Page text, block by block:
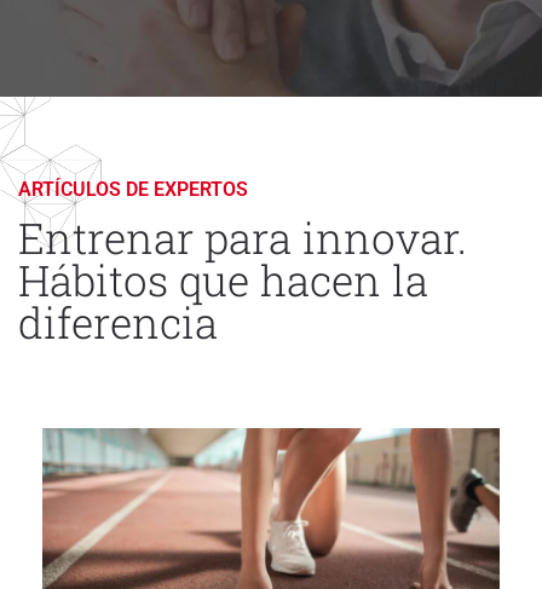
ARTÍCULOS DE EXPERTOS
Entrenar para innovar.
Hábitos que hacen la
diferencia